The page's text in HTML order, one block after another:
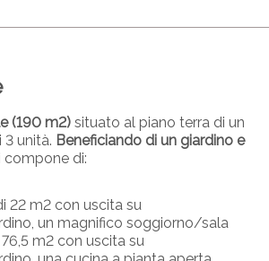
(190 m2) situato al piano terra di un
unità. Beneficiando di un giardino e
compone di:
22 m2 con uscita su
un magnifico soggiorno/sala
m2 con uscita su